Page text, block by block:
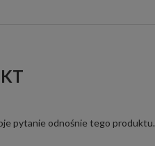
pytanie odnośnie tego produktu.